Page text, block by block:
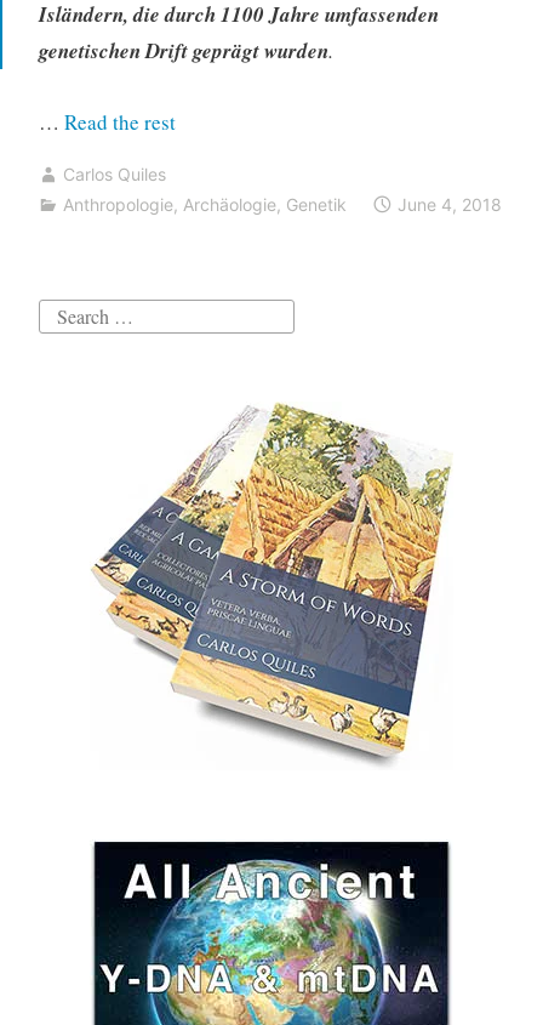
Isländern, die durch 1100 Jahre umfassenden
genetischen Drift geprägt wurden.
… Read the rest
nach
Vorfahren”
Carlos Quiles
Anthropologie, Archäologie, Genetik June 4, 2018
Search